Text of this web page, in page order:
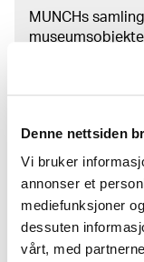
Denne nettsiden
Vi bruker
annonser et
mediefunksjoner
dessuten
vårt, med
MUNCHs
kunstverk. I
kommune i
Ravensberg.
Merom MUNCHs
Les mer om